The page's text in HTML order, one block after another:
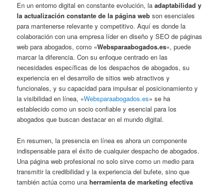
En un entorno digital en constante evolución, laadaptabilidad y
la actualización constante de la página web son esenciales
para mantenerse relevante y competitivo. Aquí es donde la
colaboración con una empresa líder en diseño y SEO de páginas
web para abogados, como «Websparaabogados.es«, puede
marcar la diferencia. Con su enfoque centrado en las
necesidades específicas de los despachos de abogados, su
experiencia en el desarrollo de sitios web atractivos y
funcionales, y su capacidad para impulsar el posicionamiento y
la visibilidad en línea, «Websparaabogados.es» se ha
establecido como un socio confiable y esencial para los
abogados que buscan destacar en el mundo digital.
En resumen, la presencia en línea es ahora un componente
indispensable para el éxito de cualquier despacho de abogados.
Una página web profesional no solo sirve como un medio para
transmitir la credibilidad y la experiencia del bufete, sino que
también actúa como unaherramienta de marketing efectiva